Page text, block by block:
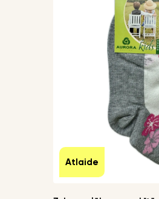
Atlaide